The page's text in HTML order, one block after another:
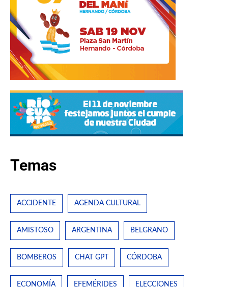
Temas
ACCIDENTE AGENDA CULTURAL
AMISTOSO ARGENTINA BELGRANO
BOMBEROS CHAT GPT CÓRDOBA
ECONOMÍA EFEMÉRIDES ELECCIONES